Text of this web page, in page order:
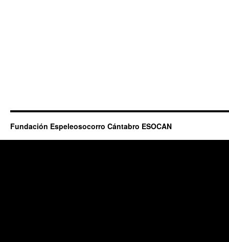
Fundación Espeleosocorro Cántabro ESOCAN